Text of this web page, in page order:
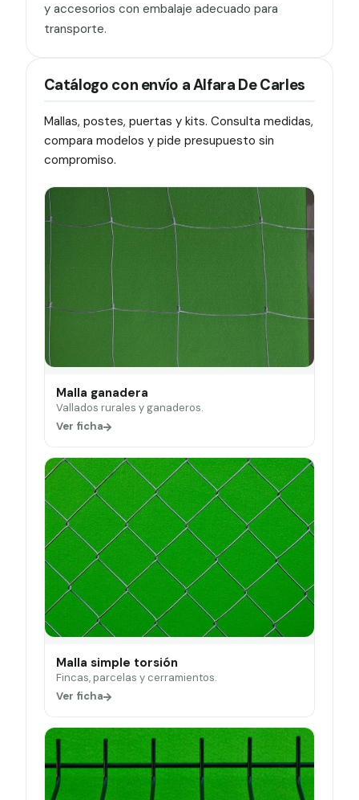
y accesorios con embalaje adecuado para
transporte.
Catálogo con envío a Alfara De Carles
Mallas, postes, puertas y kits. Consulta medidas,
compara modelos y pide presupuesto sin
compromiso.
Malla ganadera
Vallados rurales y ganaderos.
Ver ficha
Malla simple torsión
Fincas, parcelas y cerramientos.
Ver ficha